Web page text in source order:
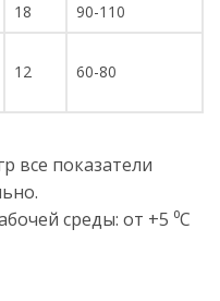
18
90-110
12 60-80
все показатели
среды: от +5 ⁰C